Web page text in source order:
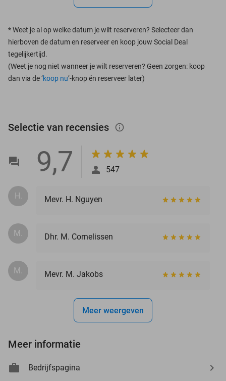
*Weet je al op welke datum je wilt reserveren? Selecteer dan
hierboven de datum en reserveer en koop jouw Social Deal
tegelijkertijd.
(Weet je nog niet wanneer je wilt reserveren? Geen zorgen: koop
dan via de ‘koop nu’-knop én reserveer later)
Selectie van recensies info_outlined
9,7 547
H. Mevr. H. Nguyen
M. Dhr. M. Cornelissen
M. Mevr. M. Jakobs
Meer weergeven
Meer informatie
Bedrijfspagina